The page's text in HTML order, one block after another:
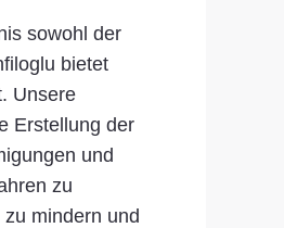
sowohl der
bietet
Unsere
Erstellung der
und
zu
mindern und